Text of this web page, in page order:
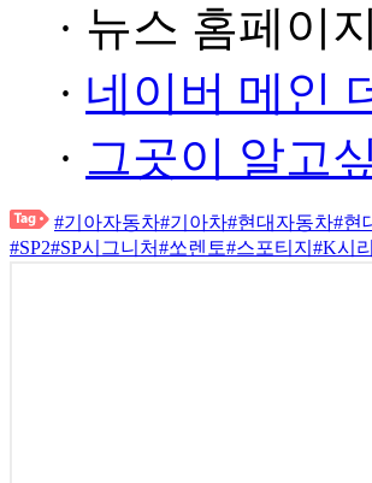
· 뉴스 홈페이
· 네이버 메인
· 그곳이 알고
#기아자동차#기아차#현대자동차#현
#SP2#SP시그니처#쏘렌토#스포티지 #K시